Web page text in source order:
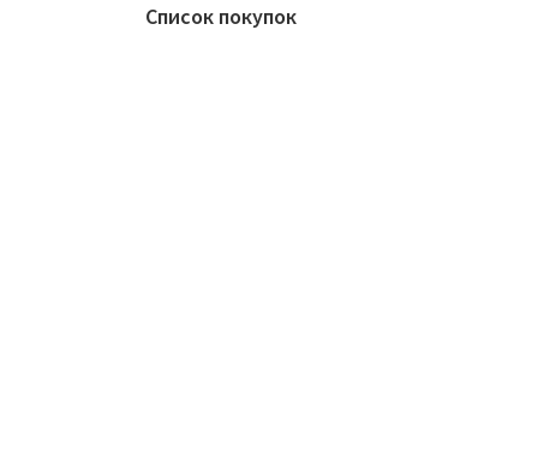
Список покупок